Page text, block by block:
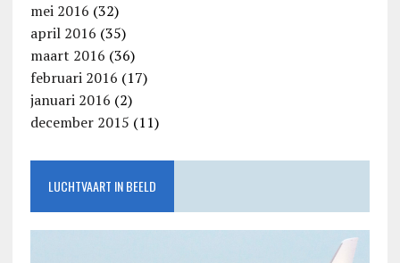
mei 2016 (32)
april 2016 (35)
maart 2016 (36)
februari 2016 (17)
januari 2016 (2)
december 2015 (11)
LUCHTVAART IN BEELD